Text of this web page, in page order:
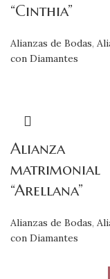
“Cinthia”
Alianzas de Bodas,
con Diamantes
Alianza
matrimonial
“Arellana”
Alianzas de Bodas,
con Diamantes